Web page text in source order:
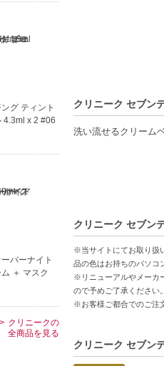
クリニーク セブン
洗い流せるクリーム
スベスベ肌へ-古くな
透明感アップ-使用す
低刺激で安心-敏感肌
【こんな方へおすすめ
透明感のある肌を手
中文的商品説明
クリニーク セブン
※当サイトにてお取り扱
品の色はお持ちのパソコ
※リニューアルやメーカ
ので予めご了承ください。
※お客様ご都合でのご注
クリニーク セブン
グ ティント
4.3ml x 2 #06
バーナイト
＋ マスク
クリニークの
全商品を見る